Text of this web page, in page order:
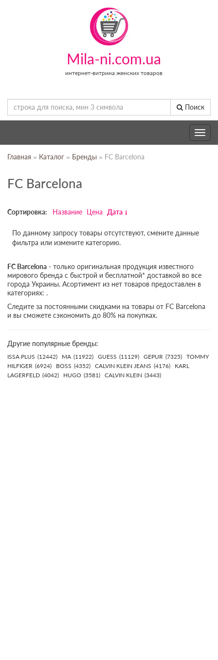
Mila-ni.com.ua
интернет-витрина женских товаров
Поиск
Toggle
Главная » Каталог » Бренды » FC Barcelona
FC Barcelona
Сортировка: Название Цена Дата
По данному запросу товары отсутствуют, смените данные
фильтра или измените категорию.
FC Barcelona - только оригинальная продукция известного
мирового бренда с быстрой и бесплатной* доставкой во все
города Украины. Асортимент из нет товаров предоставлен в
категориях: .
Следите за постоянными скидками на товары от FC Barcelona
и вы сможете сэкономить до 80% на покупках.
Другие популярные бренды:
ISSA PLUS (12442) MA (11922) GUESS (11129) GEPUR (7325) TOMMY
HILFIGER (6924) BOSS (4352) CALVIN KLEIN JEANS (4176)
KARL
LAGERFELD (4042) HUGO (3581) CALVIN KLEIN (3443)